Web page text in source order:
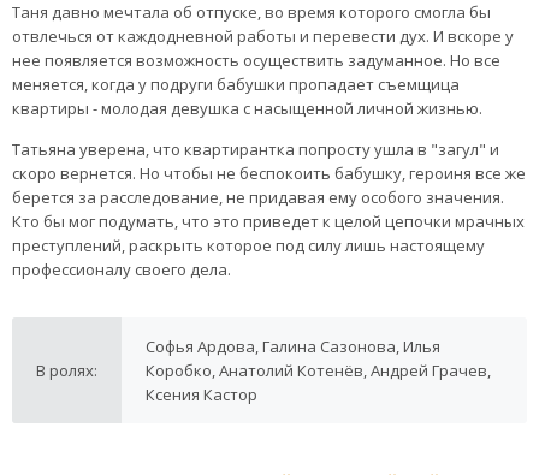
Таня давно мечтала об отпуске, во время которого смогла бы
отвлечься от каждодневной работы и перевести дух. И вскоре у
нее появляется возможность осуществить задуманное. Но все
меняется, когда у подруги бабушки пропадает съемщица
квартиры - молодая девушка с насыщенной личной жизнью.
Татьяна уверена, что квартирантка попросту ушла в "загул" и
скоро вернется. Но чтобы не беспокоить бабушку, героиня все же
берется за расследование, не придавая ему особого значения.
Кто бы мог подумать, что это приведет к целой цепочки мрачных
преступлений, раскрыть которое под силу лишь настоящему
профессионалу своего дела.
В ролях:
Софья Ардова, Галина Сазонова, Илья
Коробко, Анатолий Котенёв, Андрей Грачев,
Ксения Кастор